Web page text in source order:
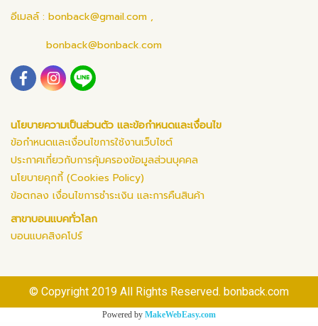
อีเมลล์ : bonback@gmail.com ,
bonback@bonback.com
นโยบายความเป็นส่วนตัว และข้อกำหนดและเงื่อนไข
ข้อกำหนดและเงื่อนไขการใช้งานเว็บไซต์
ประกาศเกี่ยวกับการคุ้มครองข้อมูลส่วนบุคคล
นโยบายคุกกี้ (Cookies Policy)
ข้อตกลง เงื่อนไขการชำระเงิน และการคืนสินค้า
สาขาบอนแบคทั่วโลก
บอนแบคสิงคโปร์
© Copyright 2019 All Rights Reserved. bonback.com
Powered by MakeWebEasy.com